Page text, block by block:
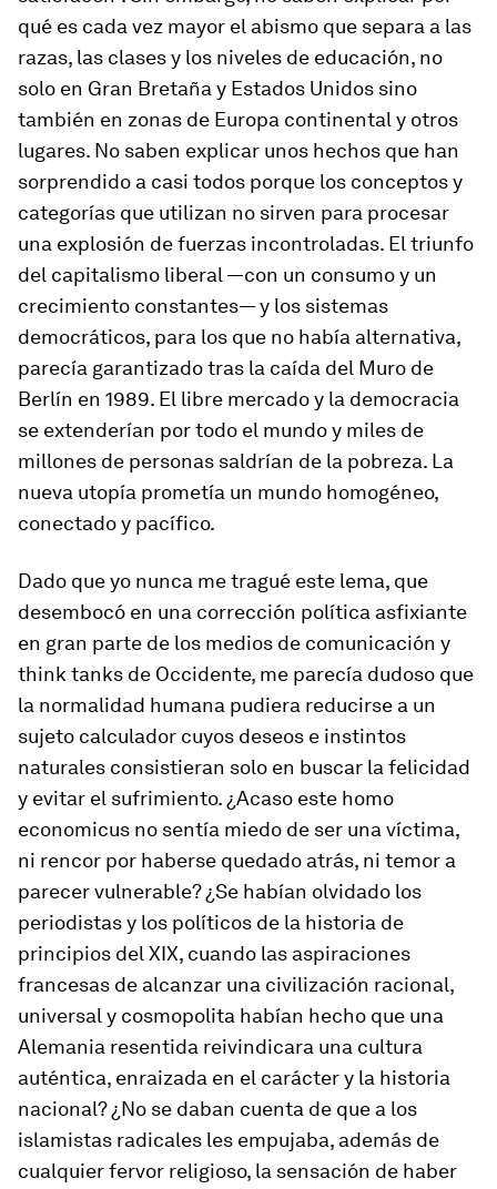
qué es cada vez mayor el abismo que separa a las
razas, las clases y los niveles de educación, no
solo en Gran Bretaña y Estados Unidos sino
también en zonas de Europa continental y otros
lugares. No saben explicar unos hechos que han
sorprendido a casi todos porque los conceptos y
categorías que utilizan no sirven para procesar
una explosión de fuerzas incontroladas. El triunfo
del capitalismo liberal —con un consumo y un
crecimiento constantes— y los sistemas
democráticos, para los que no había alternativa,
parecía garantizado tras la caída del Muro de
Berlín en 1989. El libre mercado y la democracia
se extenderían por todo el mundo y miles de
millones de personas saldrían de la pobreza. La
nueva utopía prometía un mundo homogéneo,
conectado y pacífico.
Dado que yo nunca me tragué este lema, que
desembocó en una corrección política asfixiante
en gran parte de los medios de comunicación y
think tanks de Occidente, me parecía dudoso que
la normalidad humana pudiera reducirse a un
sujeto calculador cuyos deseos e instintos
naturales consistieran solo en buscar la felicidad
y evitar el sufrimiento. ¿Acaso este homo
economicus no sentía miedo de ser una víctima,
ni rencor por haberse quedado atrás, ni temor a
parecer vulnerable? ¿Se habían olvidado los
periodistas y los políticos de la historia de
principios del XIX, cuando las aspiraciones
francesas de alcanzar una civilización racional,
universal y cosmopolita habían hecho que una
Alemania resentida reivindicara una cultura
auténtica, enraizada en el carácter y la historia
nacional? ¿No se daban cuenta de que a los
islamistas radicales les empujaba, además de
cualquier fervor religioso, la sensación de haber